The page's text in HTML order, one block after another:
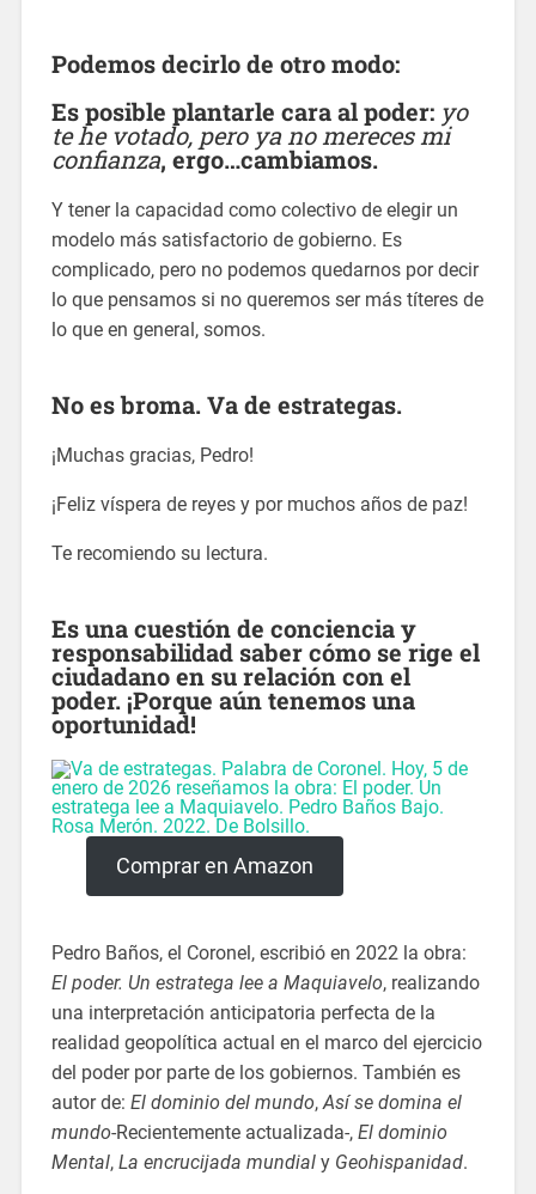
Podemos decirlo de otro modo:
Es posible plantarle cara al poder:yo
te he votado, pero ya no mereces mi
confianza, ergo…cambiamos.
Y tener la capacidad como colectivo de elegir un
modelo más satisfactorio de gobierno. Es
complicado, pero no podemos quedarnos por decir
lo que pensamos si no queremos ser más títeres de
lo que en general, somos.
No es broma. Va de estrategas.
¡Muchas gracias, Pedro!
¡Feliz víspera de reyes y por muchos años de paz!
Te recomiendo su lectura.
Es una cuestión de conciencia y
responsabilidad saber cómo se rige el
ciudadano en su relación con el
poder. ¡Porque aún tenemos una
oportunidad!
Comprar en Amazon
Pedro Baños, el Coronel, escribió en 2022 la obra:
El poder. Un estratega lee a Maquiavelo, realizando
una interpretación anticipatoria perfecta de la
realidad geopolítica actual en el marco del ejercicio
del poder por parte de los gobiernos. También es
autor de: El dominio del mundo, Así se domina el
mundo-Recientemente actualizada-, El dominio
Mental, La encrucijada mundial y Geohispanidad.